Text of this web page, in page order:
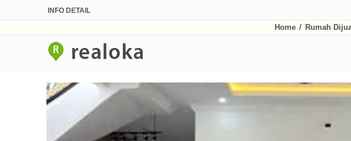
INFO DETAIL
Home / Rumah